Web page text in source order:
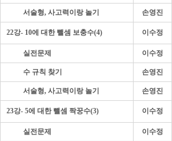
서술형, 사고력이랑 놀기 손영진
22강- 10에 대한 뺄셈 보충수(4) 이수정
실전문제 이수정
수 규칙 찾기 손영진
서술형, 사고력이랑 놀기 손영진
23강- 5에 대한 뺄셈 짝꿍수(3) 이수정
실전문제 이수정